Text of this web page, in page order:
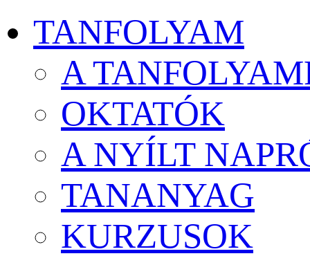
TANFOLYAM
A
OKTATÓK
A NYÍLT
TANANYAG
KURZUSOK